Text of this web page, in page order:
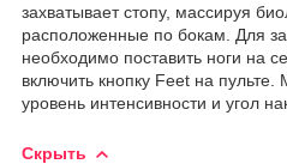
захватывает стопу, массируя
расположенные по бокам. Для
необходимо поставить ноги на
включить кнопку Feet на
уровень интенсивности и угол
Скрыть